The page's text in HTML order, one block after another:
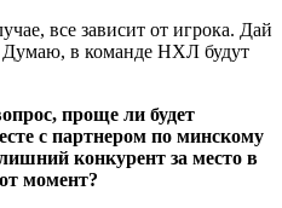
все зависит от игрока. Дай
Думаю, в команде НХЛ будут
проще ли будет
с партнером по минскому
конкурент за место в
момент?